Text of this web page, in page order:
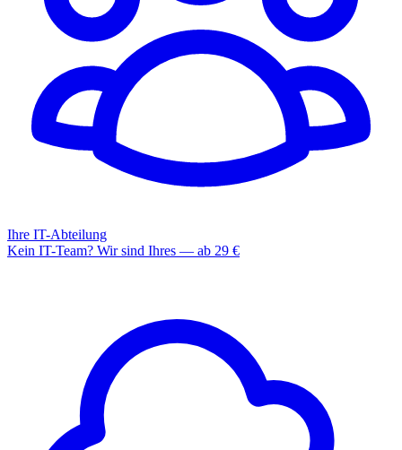
Ihre IT-Abteilung
Kein IT-Team? Wir sind Ihres — ab 29 €